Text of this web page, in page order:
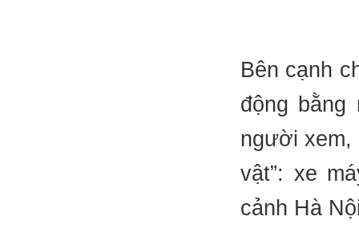
Bên cạnh
động
người xem,
vật”: xe
cảnh Hà